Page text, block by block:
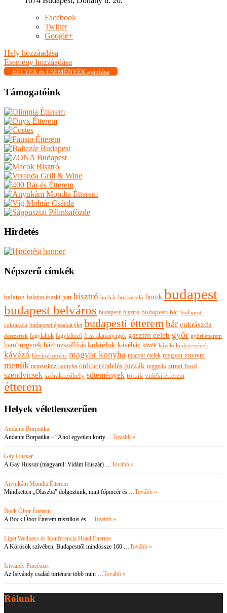
Facebook
Twitter
Google+
Hely hozzáadása
Esemény hozzáadása
HELYEK és ESEMÉNYEK ajánlása
Támogatóink
Hirdetés
Népszerű címkék
balaton balaton északi-part bisztró borbár borkóstoló borok budapest
budapest belváros budapesti bisztró budapesti bár budapesti
cukrászda budapesti éjszakai élet budapesti étterembár cukrászda
desszertek fagylaltok fagylaltozó friss alapanyagok gasztro celeb győr győri étterem
hamburgerek házhozszállítás koktélok kávéház kávék kávékülönlegességek
kávézó látványkonyha magyar konyha magyar ételek magyar étterem
menük nemzetközi konyha online rendelés pizzák reggelik street food
szendvicsek szórakozóhely sütemények torták vidéki étterem
étterem
Helyek véletlenszerűen
Andante Borpatika
Andante Borpatika – “Ahol egyetlen korty …Tovább »
Gay Hussar
A Gay Hussar (magyarul: Vidám Huszár) …Tovább »
Anyukám Mondta Étterem
Mindketten „Olaszba” dolgoztunk, mint főpincér és …Tovább »
Bock Óbor Étterem
A Bock Óbor Étterem rusztikus és …Tovább »
Liget Wellness és Konferencia Hotel Étterme
A Körösök szívében, Budapesttől mindössze 160 …Tovább »
Istvándy Pincészet
Az Istvándy család története több mint …Tovább »
Rólunk